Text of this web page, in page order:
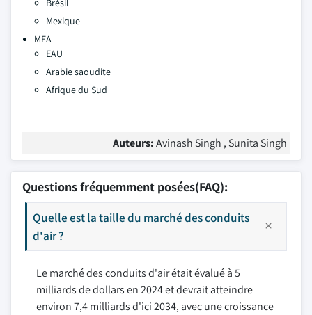
Brésil
Mexique
MEA
EAU
Arabie saoudite
Afrique du Sud
Auteurs:Avinash Singh , Sunita Singh
Questions fréquemment posées(FAQ):
Quelle est la taille du marché des conduits
d'air ?
Le marché des conduits d'air était évalué à 5
milliards de dollars en 2024 et devrait atteindre
environ 7,4 milliards d'ici 2034, avec une croissance